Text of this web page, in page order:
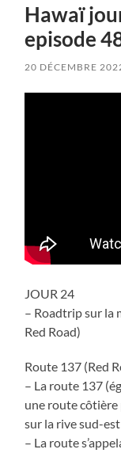
Hawaï
episode
20 DÉCEMBRE
JOUR 24
– Roadtrip sur la
Red Road)
Route 137 (Red
– La route 137
une route
sur la rive sud-
– La route